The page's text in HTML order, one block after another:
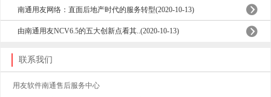
南通用友网络：直面后地产时代的服务转型(2020-10-13)
由南通用友NCV6.5的五大创新点看其..(2020-10-13)
联系我们
用友软件南通售后服务中心